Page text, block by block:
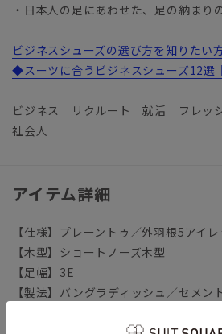
・日本人の足にあわせた、足の納まり
ビジネスシューズの選び方を知りたい
◆スーツに合うビジネスシューズ12選
ビジネス リクルート 就活 フレッ
社会人
アイテム詳細
【仕様】プレーントゥ／外羽根5アイレ
【木型】ショートノーズ木型
【足幅】3E
【製法】バングラディッシュ／セメン